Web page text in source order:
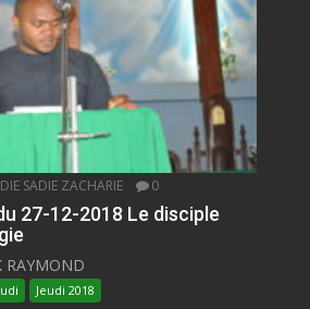
SADIE ZACHARIE 0
27-12-2018 Le disciple
RAYMOND
Jeudi 2018